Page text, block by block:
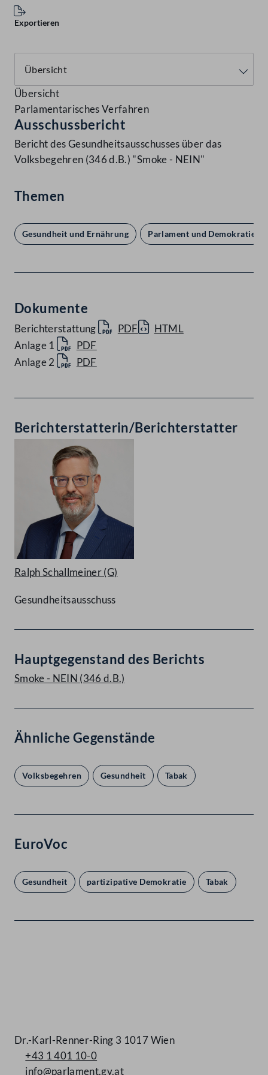
Exportieren
Übersicht
Parlamentarisches Verfahren
Ausschussbericht
Bericht des Gesundheitsausschusses über das
Volksbegehren (346 d.B.) "Smoke - NEIN"
Themen
Gesundheit und Ernährung Parlament und Demokratie
Dokumente
Berichterstattung PDF
HTML
Anlage 1
PDF
Anlage 2
PDF
Berichterstatterin/Berichterstatter
Ralph Schallmeiner(G)
Gesundheitsausschuss
Hauptgegenstand des Berichts
Smoke - NEIN (346 d.B.)
Ähnliche Gegenstände
Volksbegehren Gesundheit Tabak
EuroVoc
Gesundheit partizipative Demokratie Tabak
Dr.-Karl-Renner-Ring 3 1017 Wien
+43 1 401 10-0
info@parlament.gv.at